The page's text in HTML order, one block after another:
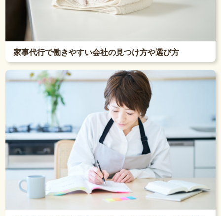
家事代行で働きやすい会社の見つけ方や選び方